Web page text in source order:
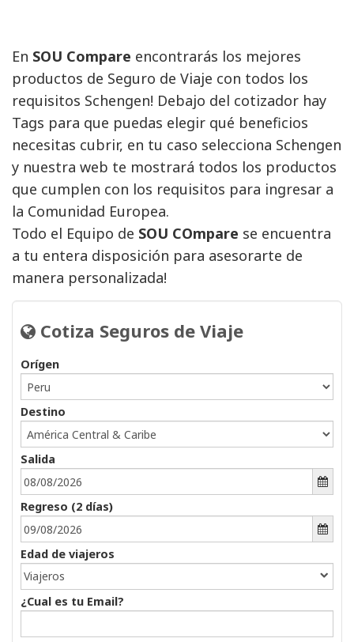
En SOU Compare encontrarás los mejores
productos de Seguro de Viaje con todos los
requisitos Schengen! Debajo del cotizador hay
Tags para que puedas elegir qué beneficios
necesitas cubrir, en tu caso selecciona Schengen
y nuestra web te mostrará todos los productos
que cumplen con los requisitos para ingresar a
la Comunidad Europea.
Todo el Equipo de SOU COmpare se encuentra
a tu entera disposición para asesorarte de
manera personalizada!
Cotiza Seguros de Viaje
Orígen
Destino
Salida
Regreso (2 días)
Edad de viajeros
Viajeros
¿Cual es tu Email?